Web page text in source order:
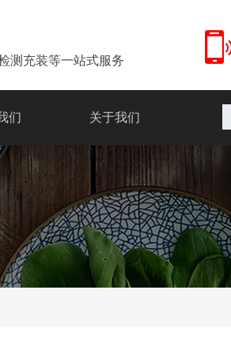
测充装等一站式服务
们 关于我们